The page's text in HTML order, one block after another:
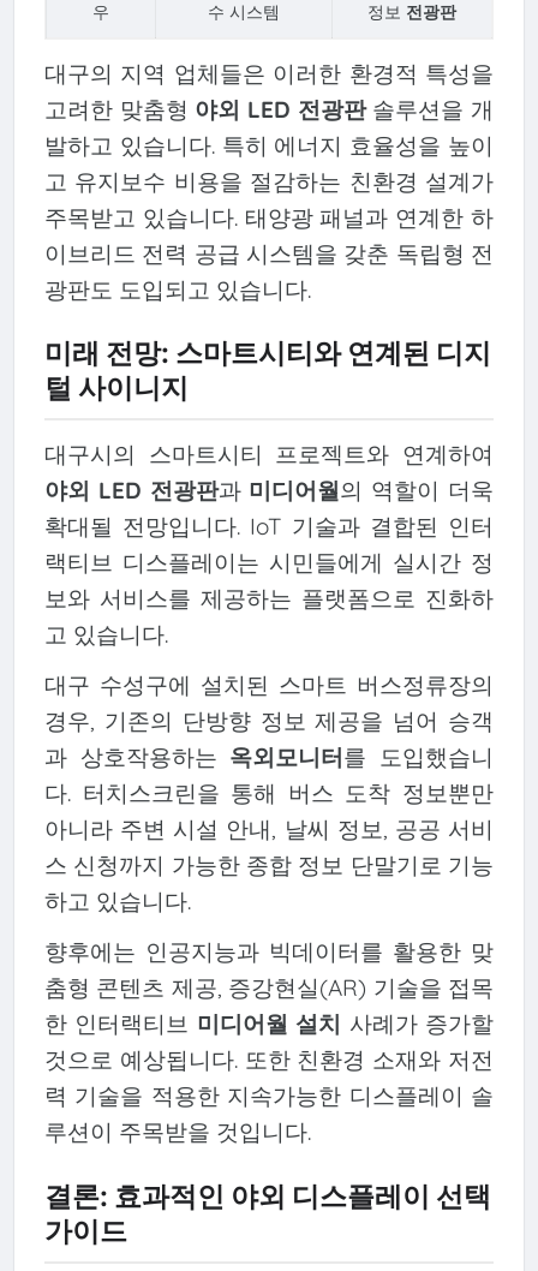
우
수 시스템
정보 전광판
대구의 지역 업체들은 이러한 환경적 특성을
고려한 맞춤형 야외 LED 전광판솔루션을 개
발하고 있습니다. 특히 에너지 효율성을 높이
고 유지보수 비용을 절감하는 친환경 설계가
주목받고 있습니다. 태양광 패널과 연계한 하
이브리드 전력 공급 시스템을 갖춘 독립형 전
광판도 도입되고 있습니다.
미래 전망: 스마트시티와 연계된 디지
털 사이니지
대구시의 스마트시티 프로젝트와 연계하여
야외 LED 전광판과 미디어월의 역할이 더욱
확대될 전망입니다. IoT 기술과 결합된 인터
랙티브 디스플레이는 시민들에게 실시간 정
보와 서비스를 제공하는 플랫폼으로 진화하
고 있습니다.
대구 수성구에 설치된 스마트 버스정류장의
경우, 기존의 단방향 정보 제공을 넘어 승객
과 상호작용하는 옥외모니터를 도입했습니
다. 터치스크린을 통해 버스 도착 정보뿐만
아니라 주변 시설 안내, 날씨 정보, 공공 서비
스 신청까지 가능한 종합 정보 단말기로 기능
하고 있습니다.
향후에는 인공지능과 빅데이터를 활용한 맞
춤형 콘텐츠 제공, 증강현실(AR) 기술을 접목
한 인터랙티브 미디어월 설치 사례가 증가할
것으로 예상됩니다. 또한 친환경 소재와 저전
력 기술을 적용한 지속가능한 디스플레이 솔
루션이 주목받을 것입니다.
결론: 효과적인 야외 디스플레이 선택
가이드